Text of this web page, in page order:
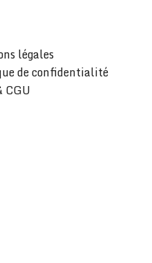
légales
de confidentialité
CGU